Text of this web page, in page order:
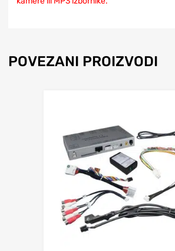
POVEZANI PROIZVODI